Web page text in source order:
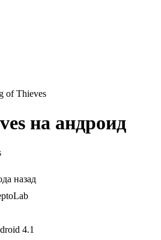
of Thieves
на андроид
назад
4.1